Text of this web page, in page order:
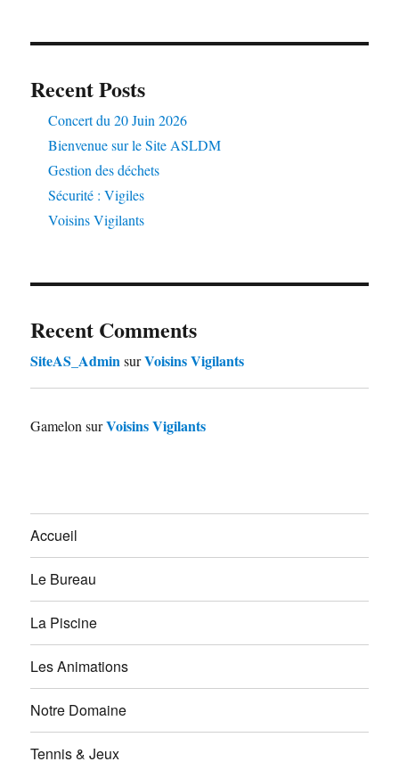
Recent Posts
Concert du 20 Juin 2026
Bienvenue sur le Site ASLDM
Gestion des déchets
Sécurité : Vigiles
Voisins Vigilants
Recent Comments
SiteAS_Admin surVoisins Vigilants
Gamelon surVoisins Vigilants
Accueil
Le Bureau
La Piscine
Les Animations
Notre Domaine
Tennis & Jeux